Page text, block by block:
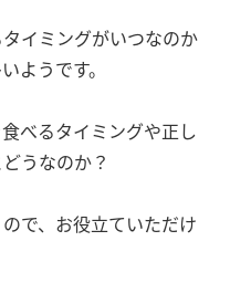
イミングがいつなのか
ようです。
べるタイミングや正し
うなのか？
で、お役立ていただけ